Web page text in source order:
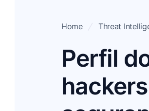
Home Threat
Perfil